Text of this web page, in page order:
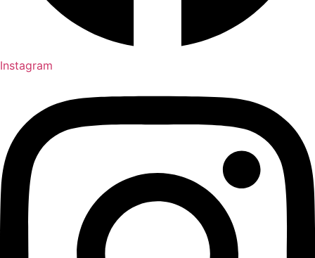
Instagram